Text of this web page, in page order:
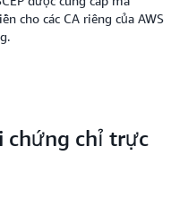
cho các CA riêng của AWS
chứng chỉ trực